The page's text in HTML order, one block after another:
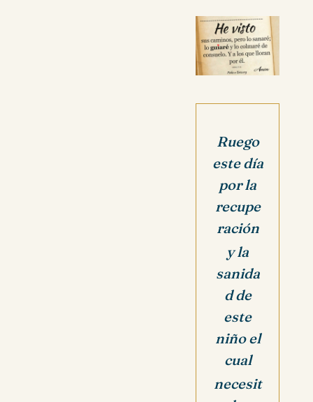
Ruego
este día
por la
recupe
ración
y la
sanida
d de
este
niño el
cual
necesit